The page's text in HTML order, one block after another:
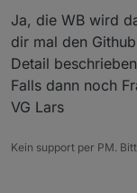
Ja, die WB wird
dir mal den
Detail
Falls dann noch
VG Lars
Kein support per PM.